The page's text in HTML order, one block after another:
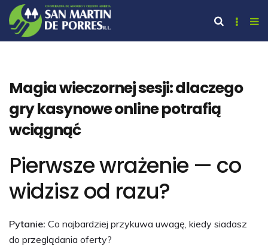
Magia wieczornej sesji: dlaczego
gry kasynowe online potrafią
wciągnąć
Pierwsze wrażenie — co
widzisz od razu?
Pytanie: Co najbardziej przykuwa uwagę, kiedy siadasz
do przeglądania oferty?